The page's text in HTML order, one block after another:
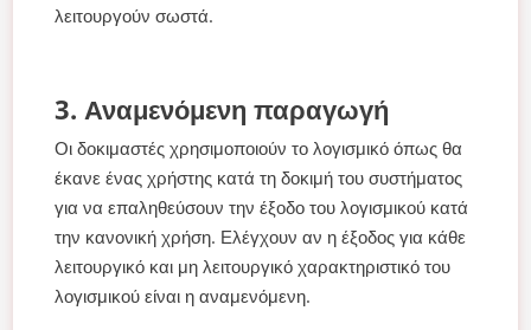
λειτουργούν σωστά.
3. Αναμενόμενη παραγωγή
Οι δοκιμαστές χρησιμοποιούν το λογισμικό όπως θα
έκανε ένας χρήστης κατά τη δοκιμή του συστήματος
για να επαληθεύσουν την έξοδο του λογισμικού κατά
την κανονική χρήση. Ελέγχουν αν η έξοδος για κάθε
λειτουργικό και μη λειτουργικό χαρακτηριστικό του
λογισμικού είναι η αναμενόμενη.